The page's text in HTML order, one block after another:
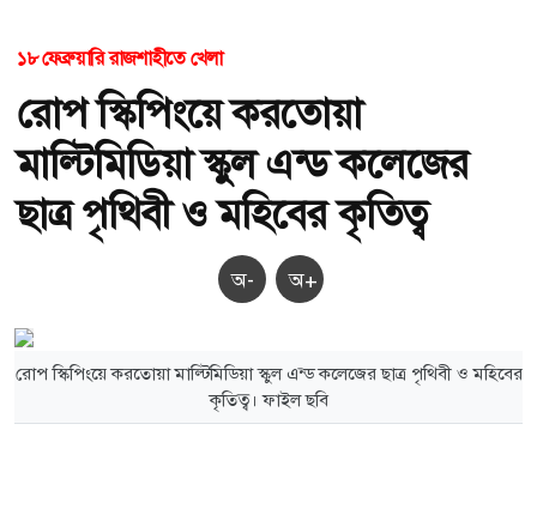
১৮ ফেব্রুয়ারি রাজশাহীতে খেলা
রোপ স্কিপিংয়ে করতোয়া
মাল্টিমিডিয়া স্কুল এন্ড কলেজের
ছাত্র পৃথিবী ও মহিবের কৃতিত্ব
অ- অ+
রোপ স্কিপিংয়ে করতোয়া মাল্টিমিডিয়া স্কুল এন্ড কলেজের ছাত্র পৃথিবী ও মহিবের
কৃতিত্ব। ফাইল ছবি